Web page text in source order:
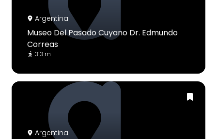
Argentina
Museo Del Pasado Cuyano Dr. Edmundo
Correas
313 m
Argentina